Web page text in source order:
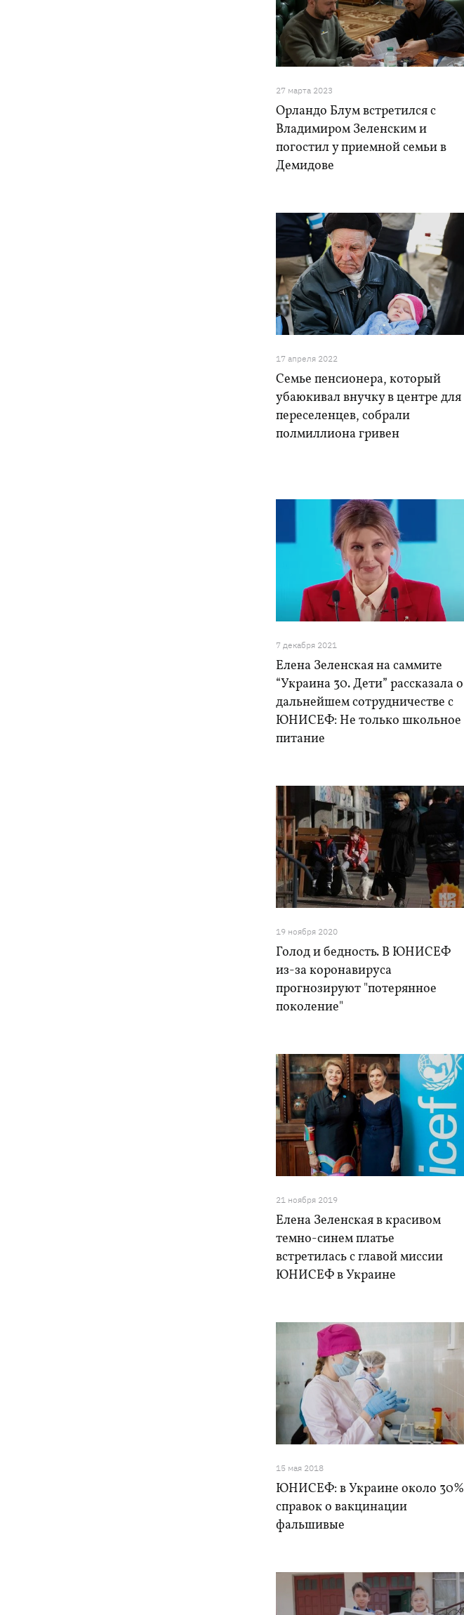
27 марта 2023
Орландо Блум встретился с
Владимиром Зеленским и
погостил у приемной семьи в
Демидове
17 апреля 2022
Семье пенсионера, который
убаюкивал внучку в центре для
переселенцев, собрали
полмиллиона гривен
7 декабря 2021
Елена Зеленская на саммите
“Украина 30. Дети” рассказала о
дальнейшем сотрудничестве с
ЮНИСЕФ: Не только школьное
питание
19 ноября 2020
Голод и бедность. В ЮНИСЕФ
из-за коронавируса
прогнозируют "потерянное
поколение"
21 ноября 2019
Елена Зеленская в красивом
темно-синем платье
встретилась с главой миссии
ЮНИСЕФ в Украине
15 мая 2018
ЮНИСЕФ: в Украине около 30%
справок о вакцинации
фальшивые